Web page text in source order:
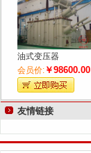
油式变压器
会员价:￥98600.00
友情链接